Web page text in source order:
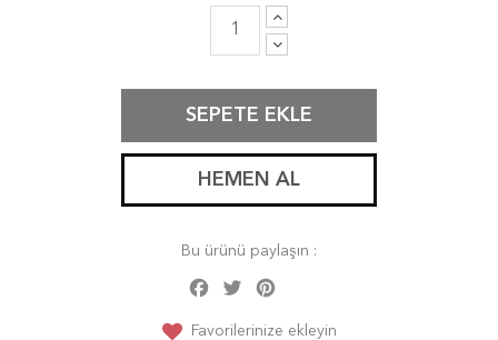
SEPETE EKLE
HEMEN AL
Bu ürünü paylaşın :
Facebook
Twitter
Favorilerinize ekleyin